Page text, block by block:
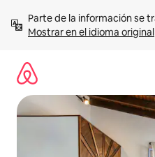
contenidoMostrar en el idioma original